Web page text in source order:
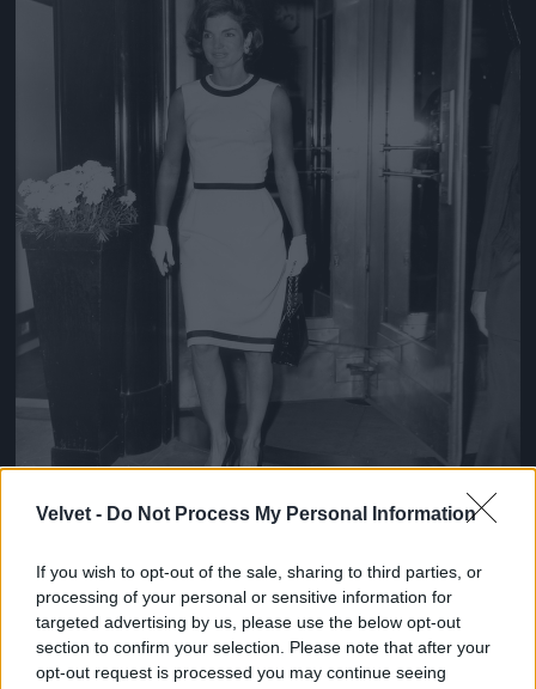
Velvet - Do Not Process My Personal Information
If you wish to opt-out of the sale, sharing to third parties, or
processing of your personal or sensitive information for
targeted advertising by us, please use the below opt-out
section to confirm your selection. Please note that after your
opt-out request is processed you may continue seeing
A fekete és a fehér az örök páros